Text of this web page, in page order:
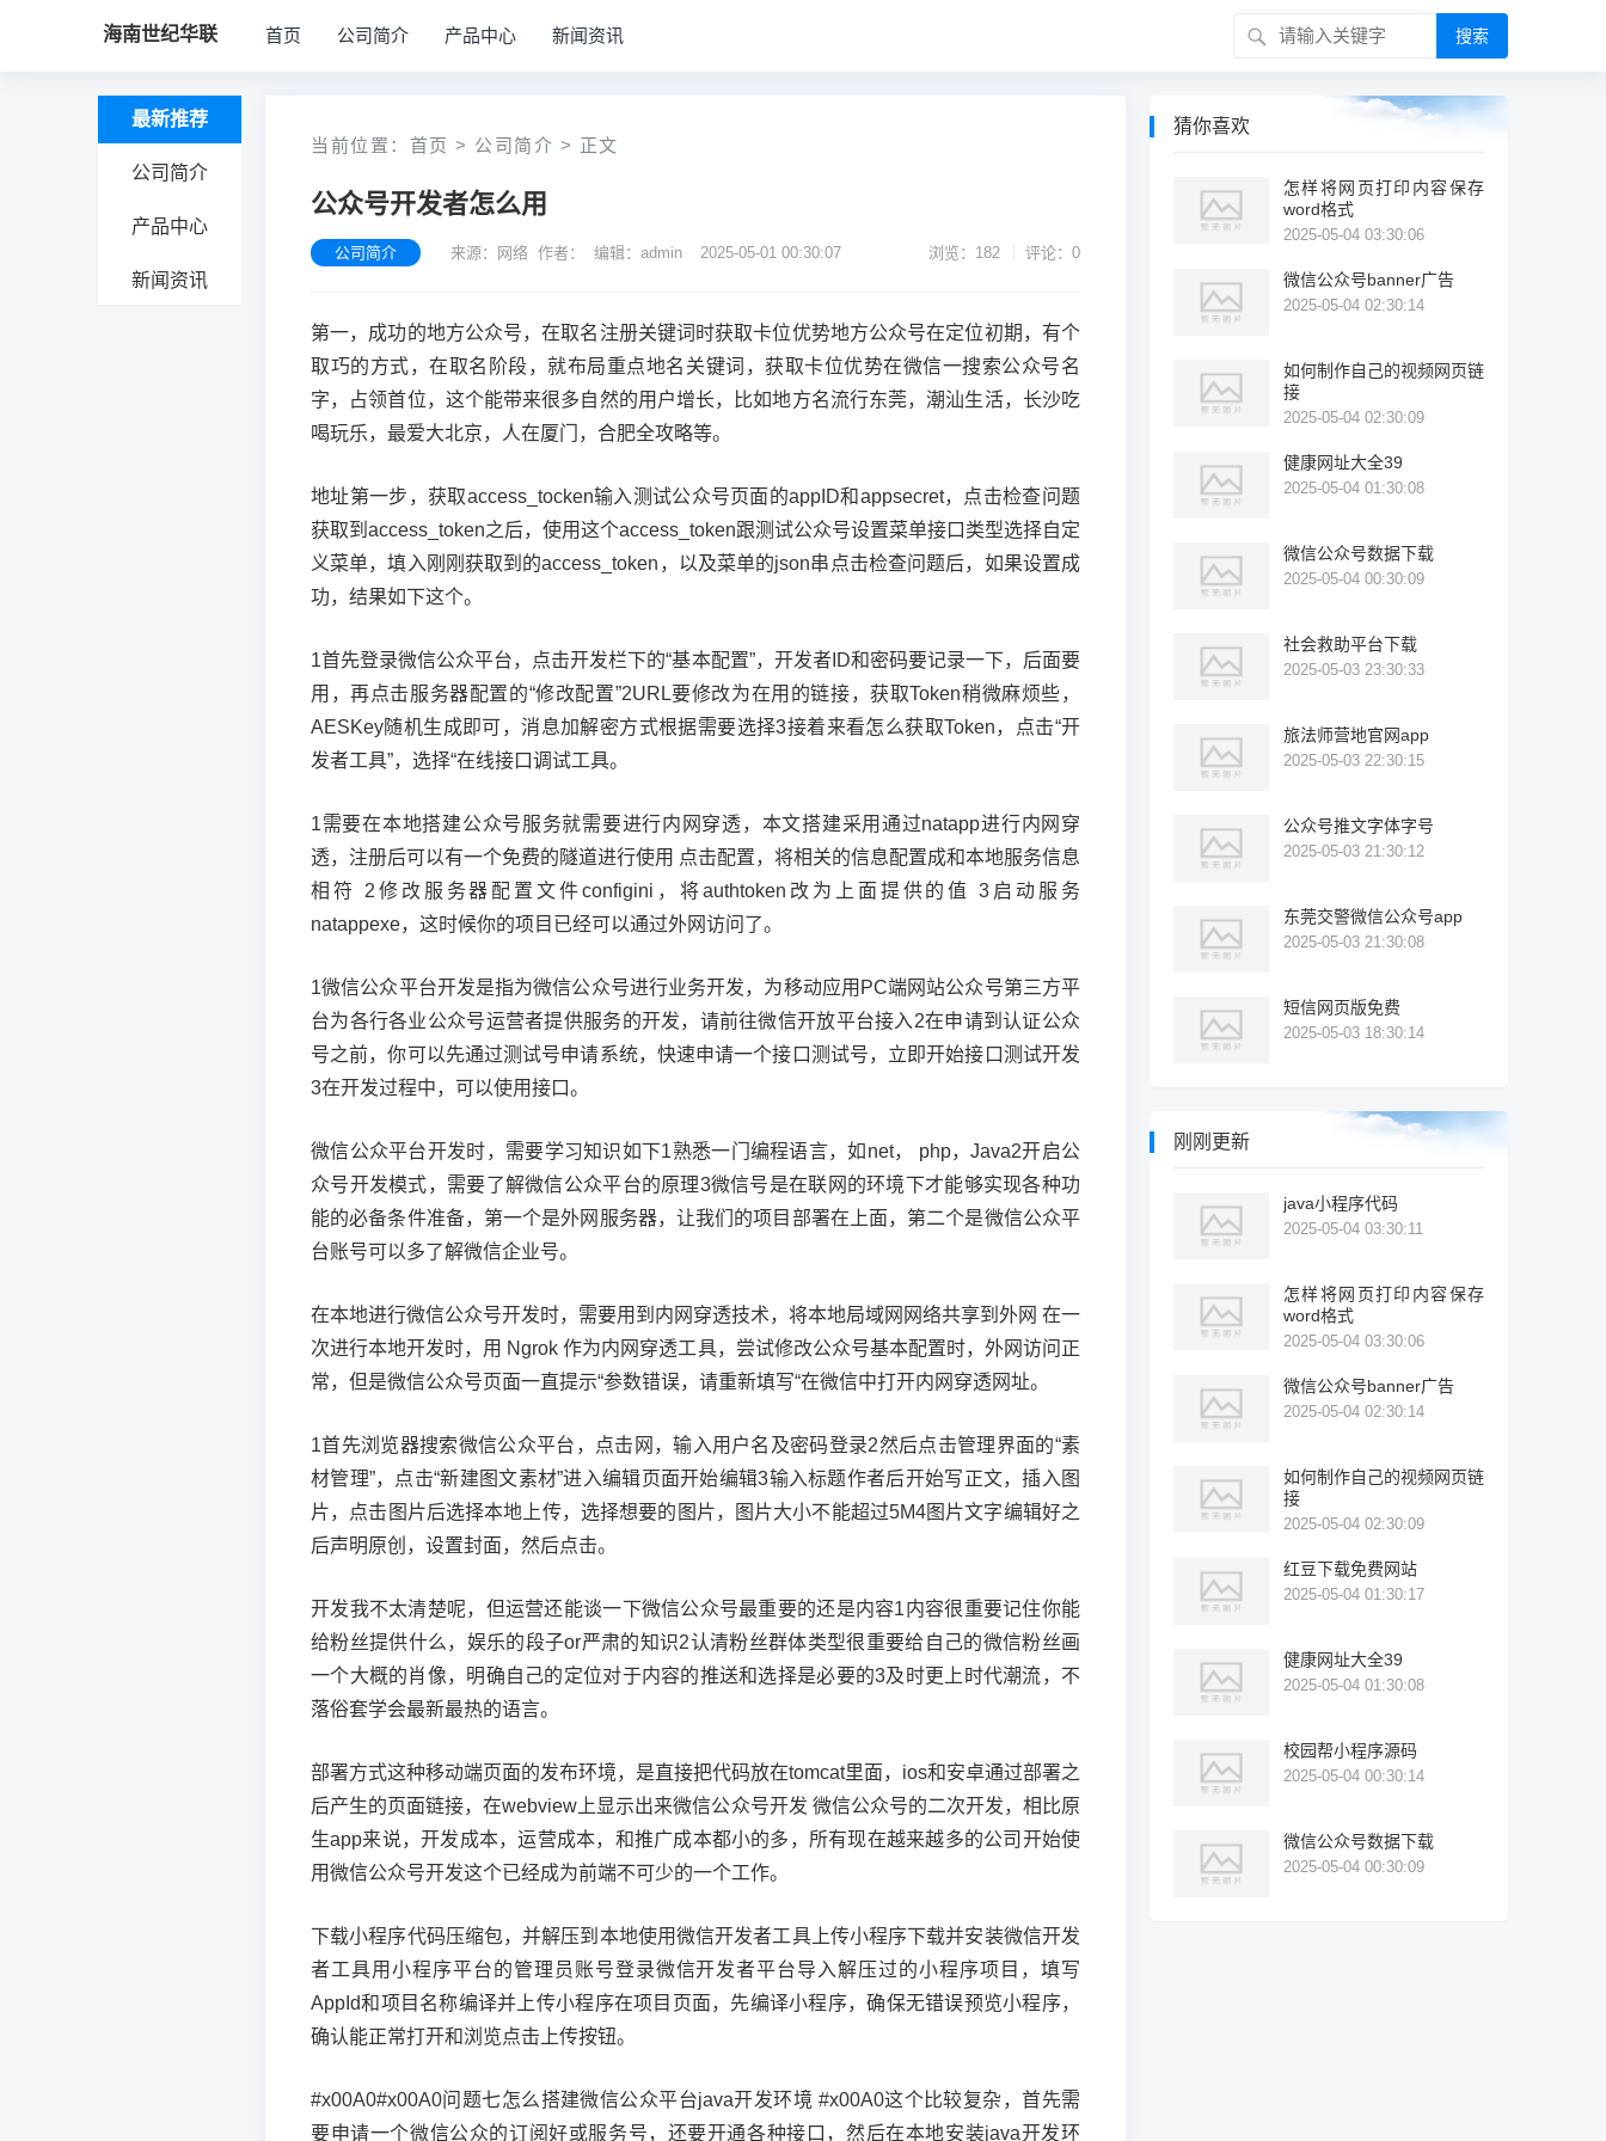
海南世纪华联 首页 公司简介 产品中心 新闻资讯 搜索
最新推荐
公司简介
产品中心
新闻资讯
当前位置： 首页 > 公司简介 > 正文
公众号开发者怎么用
公司简介 来源：网络 作者： 编辑：admin 2025-05-01 00:30:07 浏览：182 评论：0
第一，成功的地方公众号，在取名注册关键词时获取卡位优势地方公众号在定位初期，有个
取巧的方式，在取名阶段，就布局重点地名关键词，获取卡位优势在微信一搜索公众号名
字，占领首位，这个能带来很多自然的用户增长，比如地方名流行东莞，潮汕生活，长沙吃
喝玩乐，最爱大北京，人在厦门，合肥全攻略等。
地址第一步，获取access_tocken输入测试公众号页面的appID和appsecret，点击检查问题
获取到access_token之后，使用这个access_token跟测试公众号设置菜单接口类型选择自定
义菜单，填入刚刚获取到的access_token，以及菜单的json串点击检查问题后，如果设置成
功，结果如下这个。
1首先登录微信公众平台，点击开发栏下的“基本配置”，开发者ID和密码要记录一下，后面要
用，再点击服务器配置的“修改配置”2URL要修改为在用的链接，获取Token稍微麻烦些，
AESKey随机生成即可，消息加解密方式根据需要选择3接着来看怎么获取Token，点击“开
发者工具”，选择“在线接口调试工具。
1需要在本地搭建公众号服务就需要进行内网穿透，本文搭建采用通过natapp进行内网穿
透，注册后可以有一个免费的隧道进行使用 点击配置，将相关的信息配置成和本地服务信息
相符 2修改服务器配置文件configini，将authtoken改为上面提供的值 3启动服务
natappexe，这时候你的项目已经可以通过外网访问了。
1微信公众平台开发是指为微信公众号进行业务开发，为移动应用PC端网站公众号第三方平
台为各行各业公众号运营者提供服务的开发，请前往微信开放平台接入2在申请到认证公众
号之前，你可以先通过测试号申请系统，快速申请一个接口测试号，立即开始接口测试开发
3在开发过程中，可以使用接口。
微信公众平台开发时，需要学习知识如下1熟悉一门编程语言，如net， php，Java2开启公
众号开发模式，需要了解微信公众平台的原理3微信号是在联网的环境下才能够实现各种功
能的必备条件准备，第一个是外网服务器，让我们的项目部署在上面，第二个是微信公众平
台账号可以多了解微信企业号。
在本地进行微信公众号开发时，需要用到内网穿透技术，将本地局域网网络共享到外网 在一
次进行本地开发时，用 Ngrok 作为内网穿透工具，尝试修改公众号基本配置时，外网访问正
常，但是微信公众号页面一直提示“参数错误，请重新填写“在微信中打开内网穿透网址。
1首先浏览器搜索微信公众平台，点击网，输入用户名及密码登录2然后点击管理界面的“素
材管理”，点击“新建图文素材”进入编辑页面开始编辑3输入标题作者后开始写正文，插入图
片，点击图片后选择本地上传，选择想要的图片，图片大小不能超过5M4图片文字编辑好之
后声明原创，设置封面，然后点击。
开发我不太清楚呢，但运营还能谈一下微信公众号最重要的还是内容1内容很重要记住你能
给粉丝提供什么，娱乐的段子or严肃的知识2认清粉丝群体类型很重要给自己的微信粉丝画
一个大概的肖像，明确自己的定位对于内容的推送和选择是必要的3及时更上时代潮流，不
落俗套学会最新最热的语言。
部署方式这种移动端页面的发布环境，是直接把代码放在tomcat里面，ios和安卓通过部署之
后产生的页面链接，在webview上显示出来微信公众号开发 微信公众号的二次开发，相比原
生app来说，开发成本，运营成本，和推广成本都小的多，所有现在越来越多的公司开始使
用微信公众号开发这个已经成为前端不可少的一个工作。
下载小程序代码压缩包，并解压到本地使用微信开发者工具上传小程序下载并安装微信开发
者工具用小程序平台的管理员账号登录微信开发者平台导入解压过的小程序项目，填写
AppId和项目名称编译并上传小程序在项目页面，先编译小程序，确保无错误预览小程序，
确认能正常打开和浏览点击上传按钮。
#x00A0#x00A0问题七怎么搭建微信公众平台java开发环境 #x00A0这个比较复杂，首先需
要申请一个微信公众的订阅好或服务号，还要开通各种接口，然后在本地安装java开发环
猜你喜欢
怎样将网页打印内容保存
word格式
2025-05-04 03:30:06
微信公众号banner广告
2025-05-04 02:30:14
如何制作自己的视频网页链
接
2025-05-04 02:30:09
健康网址大全39
2025-05-04 01:30:08
微信公众号数据下载
2025-05-04 00:30:09
社会救助平台下载
2025-05-03 23:30:33
旅法师营地官网app
2025-05-03 22:30:15
公众号推文字体字号
2025-05-03 21:30:12
东莞交警微信公众号app
2025-05-03 21:30:08
短信网页版免费
2025-05-03 18:30:14
刚刚更新
java小程序代码
2025-05-04 03:30:11
怎样将网页打印内容保存
word格式
2025-05-04 03:30:06
微信公众号banner广告
2025-05-04 02:30:14
如何制作自己的视频网页链
接
2025-05-04 02:30:09
红豆下载免费网站
2025-05-04 01:30:17
健康网址大全39
2025-05-04 01:30:08
校园帮小程序源码
2025-05-04 00:30:14
微信公众号数据下载
2025-05-04 00:30:09